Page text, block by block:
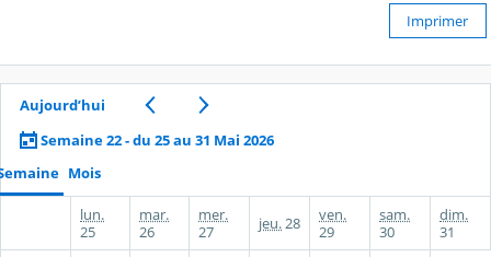
Imprimer
Aujourd’hui
Semaine 22 - du 25 au 31 Mai 2026
Mois
lun.
25
mar.
26
mer.
27
jeu.28
ven.
29
sam.
30
dim.
31